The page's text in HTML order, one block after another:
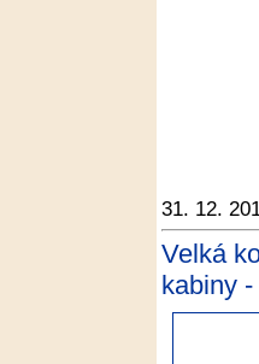
31. 12.
Velká
kabiny